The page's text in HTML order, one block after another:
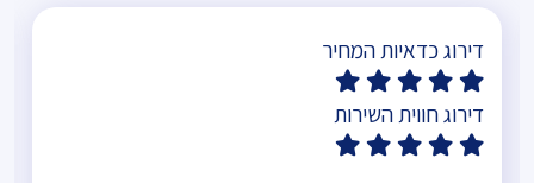
דירוג כדאיות המחיר
דירוג חווית השירות